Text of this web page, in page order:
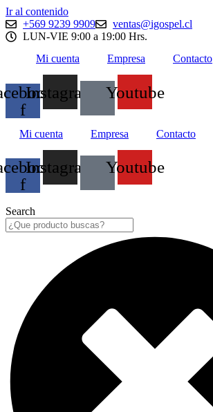
Ir al contenido
+569 9239 9909
ventas@igospel.cl
LUN-VIE 9:00 a 19:00 Hrs.
Mi cuenta
Empresa Contacto
f
Instagram Youtube
Mi cuenta Empresa Contacto
f
Instagram Youtube
Search